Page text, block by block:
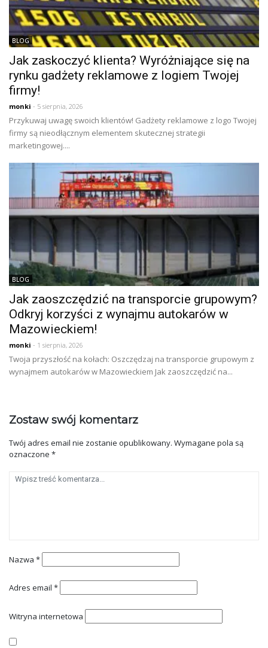
BLOG
Jak zaskoczyć klienta? Wyróżniające się na
rynku gadżety reklamowe z logiem Twojej
firmy!
monki - 5 sierpnia, 2026
Przykuwaj uwagę swoich klientów! Gadżety reklamowe z logo Twojej
firmy są nieodłącznym elementem skutecznej strategii
marketingowej....
BLOG
Jak zaoszczędzić na transporcie grupowym?
Odkryj korzyści z wynajmu autokarów w
Mazowieckiem!
monki - 1 sierpnia, 2026
Twoja przyszłość na kołach: Oszczędzaj na transporcie grupowym z
wynajmem autokarów w Mazowieckiem Jak zaoszczędzić na...
Zostaw swój komentarz
Twój adres email nie zostanie opublikowany. Wymagane pola są
oznaczone *
Nazwa *
Adres email *
Witryna internetowa